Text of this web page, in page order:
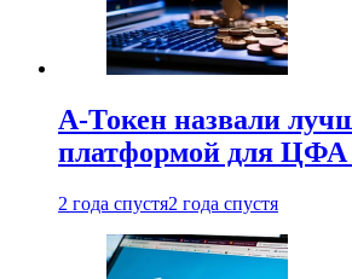
А-Токен назвали
платформой для ЦФА
2 года спустя2 года спустя